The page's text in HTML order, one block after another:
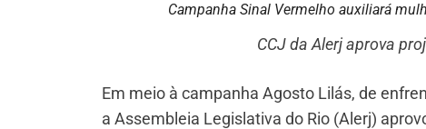
Campanha Sinal Vermelho auxiliará
CCJ da Alerj aprova
Em meio à campanha Agosto Lilás, de
a Assembleia Legislativa do Rio (Alerj)